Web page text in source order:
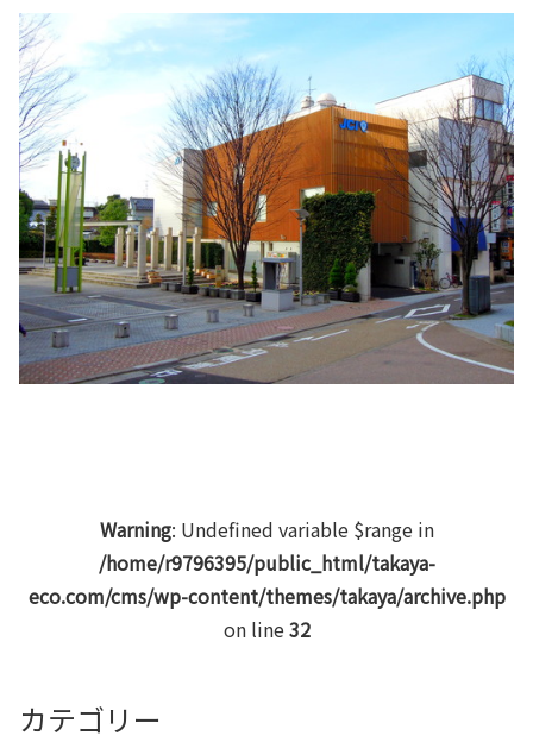
Warning: Undefined variable $range in
/home/r9796395/public_html/takaya-
eco.com/cms/wp-content/themes/takaya/archive.php
on line32
カテゴリー